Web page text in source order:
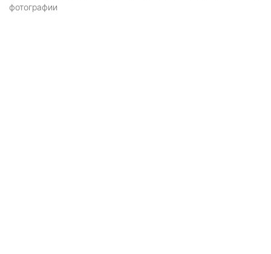
фотографии